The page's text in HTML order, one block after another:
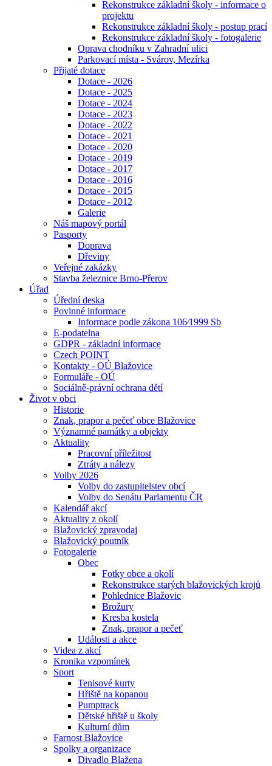
Rekonstrukce základní školy - informace o
projektu
Rekonstrukce základní školy - postup prací
Rekonstrukce základní školy - fotogalerie
Oprava chodníku v Zahradní ulici
Parkovací místa - Svárov, Mezírka
Přijaté dotace
Dotace - 2026
Dotace - 2025
Dotace - 2024
Dotace - 2023
Dotace - 2022
Dotace - 2021
Dotace - 2020
Dotace - 2019
Dotace - 2017
Dotace - 2016
Dotace - 2015
Dotace - 2012
Galerie
Náš mapový portál
Pasporty
Doprava
Dřeviny
Veřejné zakázky
Stavba železnice Brno-Přerov
Úřad
Úřední deska
Povinné informace
Informace podle zákona 106⁄1999 Sb
E-podatelna
GDPR - základní informace
Czech POINT
Kontakty - OÚ Blažovice
Formuláře - OÚ
Sociálně-právní ochrana dětí
Život v obci
Historie
Znak, prapor a pečeť obce Blažovice
Významné památky a objekty
Aktuality
Pracovní příležitost
Ztráty a nálezy
Volby 2026
Volby do zastupitelstev obcí
Volby do Senátu Parlamentu ČR
Kalendář akcí
Aktuality z okolí
Blažovický zpravodaj
Blažovický poutník
Fotogalerie
Obec
Fotky obce a okolí
Rekonstrukce starých blažovických krojů
Pohlednice Blažovic
Brožury
Kresba kostela
Znak, prapor a pečeť
Události a akce
Videa z akcí
Kronika vzpomínek
Sport
Tenisové kurty
Hřiště na kopanou
Pumptrack
Dětské hřiště u školy
Kulturní dům
Farnost Blažovice
Spolky a organizace
Divadlo Blažena